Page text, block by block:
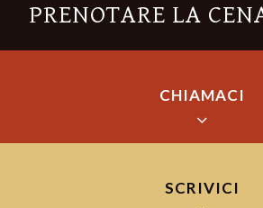
PRENOTARE LA
CHIAMACI
SCRIVICI